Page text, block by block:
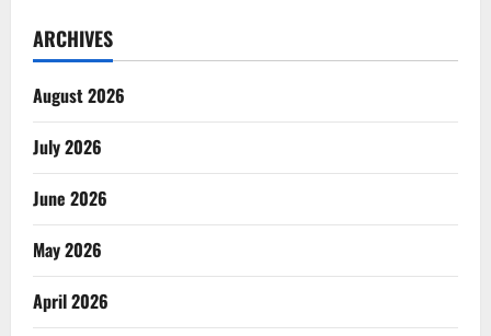
ARCHIVES
August 2026
July 2026
June 2026
May 2026
April 2026